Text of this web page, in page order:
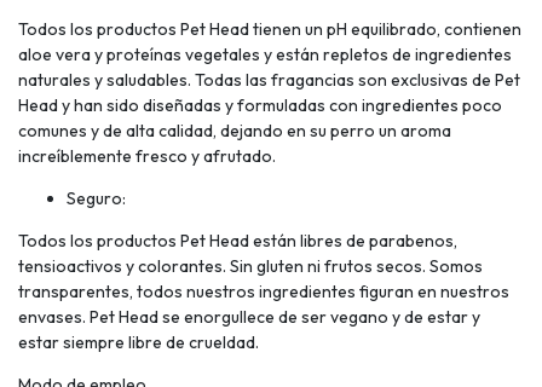
Todos los productos Pet Head tienen un pH equilibrado, contienen
aloe vera y proteínas vegetales y están repletos de ingredientes
naturales y saludables. Todas las fragancias son exclusivas de Pet
Head y han sido diseñadas y formuladas con ingredientes poco
comunes y de alta calidad, dejando en su perro un aroma
increíblemente fresco y afrutado.
Seguro:
Todos los productos Pet Head están libres de parabenos,
tensioactivos y colorantes. Sin gluten ni frutos secos. Somos
transparentes, todos nuestros ingredientes figuran en nuestros
envases. Pet Head se enorgullece de ser vegano y de estar y
estar siempre libre de crueldad.